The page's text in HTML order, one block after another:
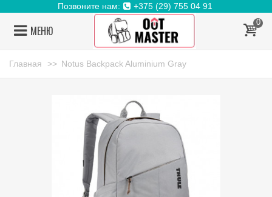
Позвоните нам: +375 (29) 755 04 91
МЕНЮ
0
Главная >> Notus Backpack Aluminium Gray